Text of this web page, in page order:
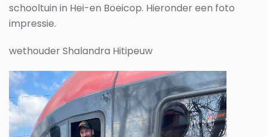
schooltuin in Hei-en Boeicop. Hieronder een foto
impressie.
wethouder Shalandra Hitipeuw